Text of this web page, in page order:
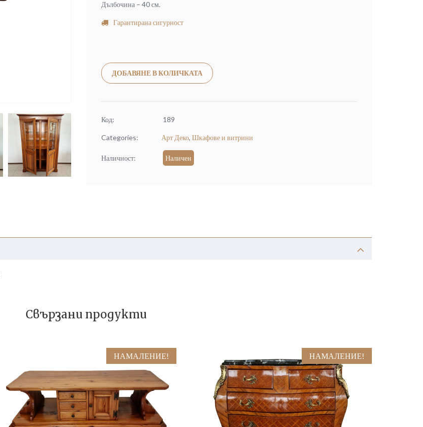
Дълбочина – 40 см.
Гарантирана сигурност
ДОБАВЯНЕ В КОЛИЧКАТА
Код: 189
Categories: Арт Деко, Шкафове и витрини
Наличност: Наличен
Свързани продукти
НАМАЛЕНИЕ! НАМАЛЕНИЕ!